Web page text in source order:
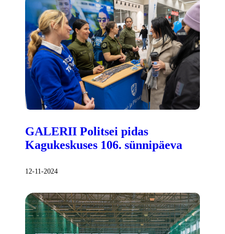
GALERII Politsei pidas
Kagukeskuses 106. sünnipäeva
12-11-2024